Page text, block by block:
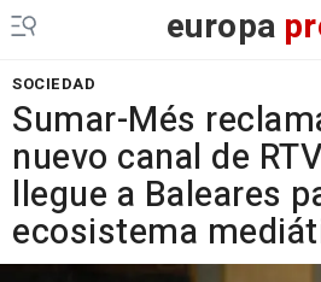
europa
SOCIEDAD
Sumar-Més
nuevo canal de
llegue a Baleares
ecosistema